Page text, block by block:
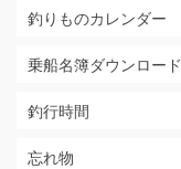
釣りものカレンダー
乗船名簿ダウンロード
釣行時間
忘れ物